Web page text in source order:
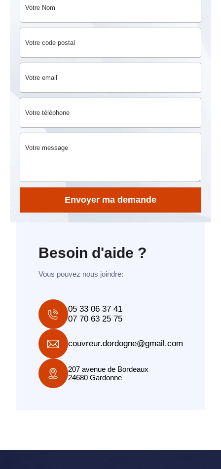
Besoin d'aide ?
Vous pouvez nous joindre:
05 33 06 37 41
07 70 63 25 75
couvreur.dordogne@gmail.com
207 avenue de Bordeaux
24680 Gardonne